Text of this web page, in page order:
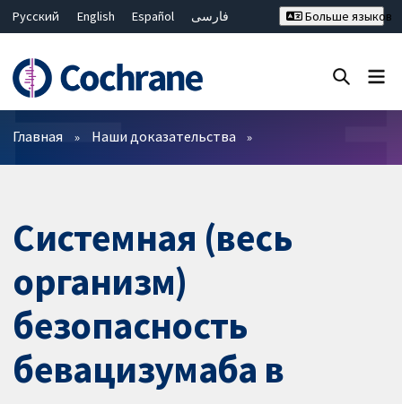
Русский English Español
فارسی
Bahasa Malaysia
ไทย
繁體中文
简体中文
Больше языков
Фильтры
Главная Наши доказательства
Системная (весь
организм)
безопасность
бевацизумаба в